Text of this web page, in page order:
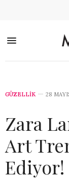
GÜZELLİK 28
Zara
Art
Ediyor!